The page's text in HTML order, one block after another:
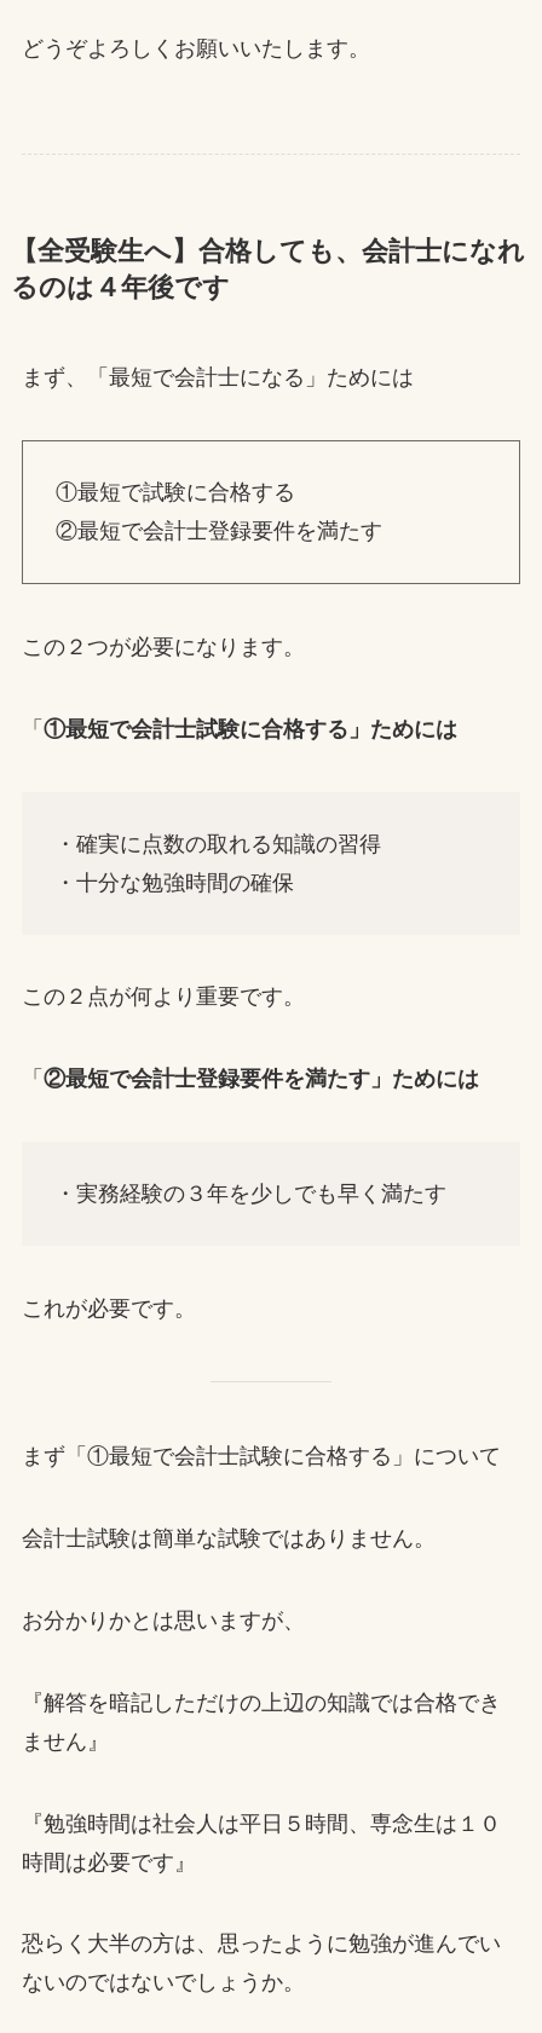
どうぞよろしくお願いいたします。
【全受験生へ】合格しても、会計士になれ
るのは４年後です
まず、「最短で会計士になる」ためには
①最短で試験に合格する
②最短で会計士登録要件を満たす
この２つが必要になります。
「 ①最短で会計士試験に合格する」ためには
・確実に点数の取れる知識の習得
・十分な勉強時間の確保
この２点が何より重要です。
「 ②最短で会計士登録要件を満たす」ためには
・実務経験の３年を少しでも早く満たす
これが必要です。
まず「①最短で会計士試験に合格する」について
会計士試験は簡単な試験ではありません。
お分かりかとは思いますが、
『解答を暗記しただけの上辺の知識では合格でき
ません』
『勉強時間は社会人は平日５時間、専念生は１０
時間は必要です』
恐らく大半の方は、思ったように勉強が進んでい
ないのではないでしょうか。